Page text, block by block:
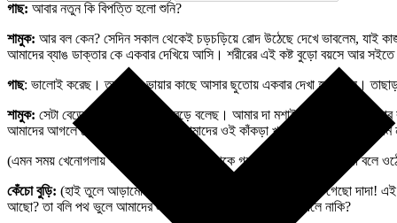
গাছ: আবার নতুন কি বিপত্তি হলো শুনি?
শামুক: আর বল কেন? সেদিন সকাল থেকেই চড়চড়িয়ে রোদ উঠেছে দেখে ভাবলেম, যাই
আমাদের ব্যাঙ ডাক্তার কে একবার দেখিয়ে আসি। শরীরের এই কষ্ট বুড়ো বয়সে আর সইতে
গাছ: ভালোই করেছ। তবু ব্যাঙ ভায়ার কাছে আসার ছুতোয় একবার দেখা হয়ে গেল।
শামুক: সেটা বেড়ে বলেছ গেছো দাদা, বেড়ে বলেছ। আমার দা মশাইয়ের কাছে শুনেছি,
আমাদের আগলে রেখেছো ।ছোট বেলায় আমাদের ওই কাঁকড়া খুড়োর পাঠশালায়
(এমন সময় খেনোগলায় গাছের নীচে মেঠো বাড়ি থেকে গলা বাড়িয়ে কেঁচো বুড়ি কথা বলে
কেঁচো বুড়ি: (হাই তুলে আড়ামোড়া ভেঙে খানিকটা ঘুমমাখানো কন্ঠে) কী গো গেছো
আছো? তা বলি পথ ভুলে আমাদের এই গাছতলির গরিবখানায় বেড়াতে এলে নাকি?